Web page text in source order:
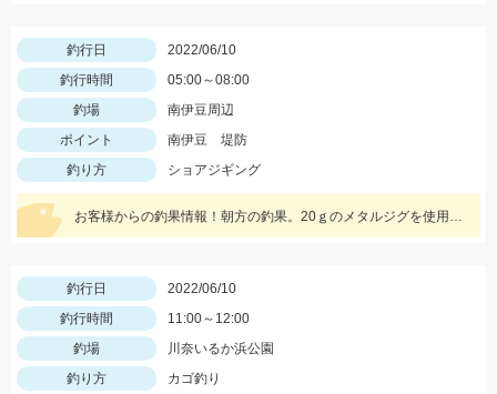
釣行日
2022/06/10
釣行時間
05:00～08:00
釣場
南伊豆周辺
ポイント
南伊豆 堤防
釣り方
ショアジギング
お客様からの釣果情報！朝方の釣果。20ｇのメタルジグを使用しました。
釣行日
2022/06/10
釣行時間
11:00～12:00
釣場
川奈いるか浜公園
釣り方
カゴ釣り